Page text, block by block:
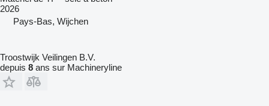
2026
Pays-Bas, Wijchen
Troostwijk Veilingen B.V.
depuis 8 ans sur Machineryline